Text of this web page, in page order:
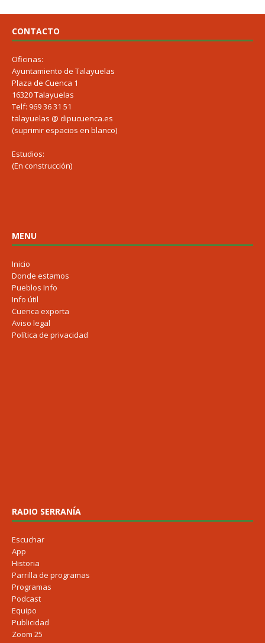
CONTACTO
Oficinas:
Ayuntamiento de Talayuelas
Plaza de Cuenca 1
16320 Talayuelas
Telf: 969 36 31 51
talayuelas @ dipucuenca.es
(suprimir espacios en blanco)
Estudios:
(En construcción)
MENU
Inicio
Donde estamos
Pueblos Info
Info útil
Cuenca exporta
Aviso legal
Política de privacidad
RADIO SERRANÍA
Escuchar
App
Historia
Parrilla de programas
Programas
Podcast
Equipo
Publicidad
Zoom 25